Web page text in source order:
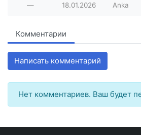
— 18.01.2026 Anka
Комментарии
Написать комментарий
Нет комментариев. Ваш будет